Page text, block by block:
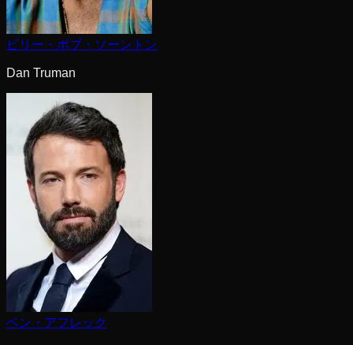
ビリー・ボブ・ソーントン
Dan Truman
ベン・アフレック